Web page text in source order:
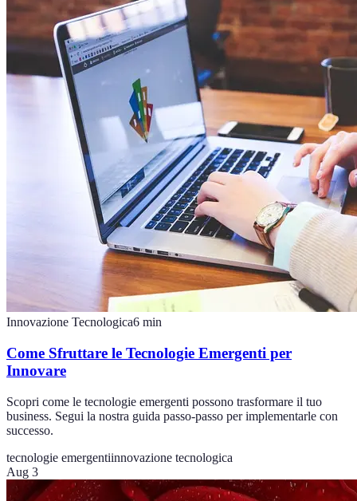
Innovazione Tecnologica6 min
Come Sfruttare le Tecnologie Emergenti per
Innovare
Scopri come le tecnologie emergenti possono trasformare il tuo
business. Segui la nostra guida passo-passo per implementarle con
successo.
tecnologie emergentiinnovazione tecnologica
Aug 3